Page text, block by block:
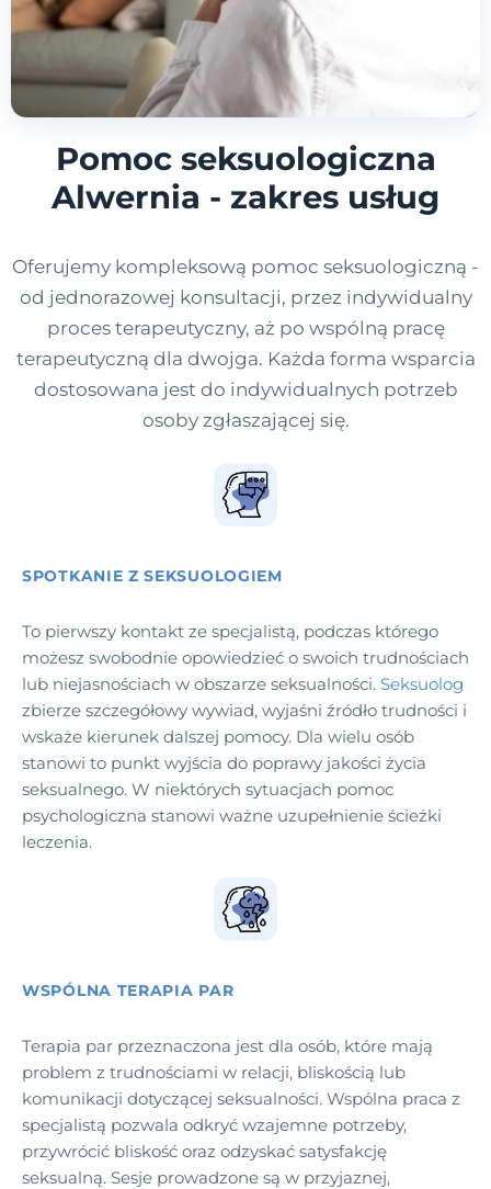
Pomoc seksuologiczna
Alwernia - zakres usług
Oferujemy kompleksową pomoc seksuologiczną -
od jednorazowej konsultacji, przez indywidualny
proces terapeutyczny, aż po wspólną pracę
terapeutyczną dla dwojga. Każda forma wsparcia
dostosowana jest do indywidualnych potrzeb
osoby zgłaszającej się.
SPOTKANIE Z SEKSUOLOGIEM
To pierwszy kontakt ze specjalistą, podczas którego
możesz swobodnie opowiedzieć o swoich trudnościach
lub niejasnościach w obszarze seksualności. Seksuolog
zbierze szczegółowy wywiad, wyjaśni źródło trudności i
wskaże kierunek dalszej pomocy. Dla wielu osób
stanowi to punkt wyjścia do poprawy jakości życia
seksualnego. W niektórych sytuacjach pomoc
psychologiczna stanowi ważne uzupełnienie ścieżki
leczenia.
WSPÓLNA TERAPIA PAR
Terapia par przeznaczona jest dla osób, które mają
problem z trudnościami w relacji, bliskością lub
komunikacji dotyczącej seksualności. Wspólna praca z
specjalistą pozwala odkryć wzajemne potrzeby,
przywrócić bliskość oraz odzyskać satysfakcję
seksualną. Sesje prowadzone są w przyjaznej,